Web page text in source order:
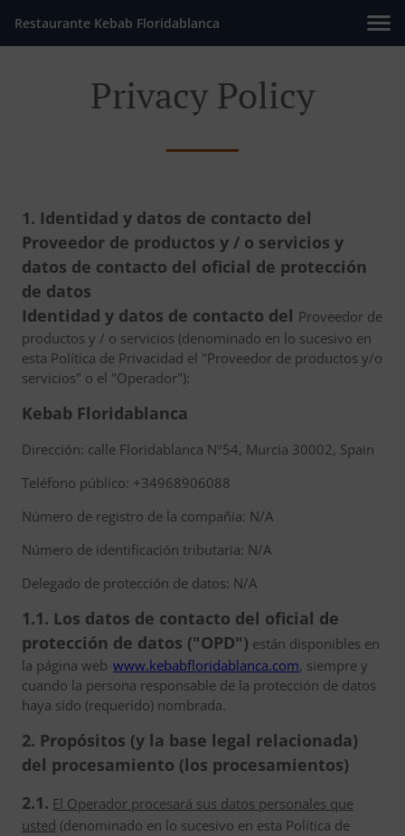
Restaurante Kebab Floridablanca
Privacy Policy
1. Identidad y datos de contacto del
Proveedor de productos y / o servicios y
datos de contacto del oficial de protección
de datos
Identidad y datos de contacto del Proveedor de
productos y / o servicios (denominado en lo sucesivo en
esta Política de Privacidad el "Proveedor de productos y/o
servicios" o el "Operador"):
Kebab Floridablanca
Dirección: calle Floridablanca Nº54, Murcia 30002, Spain
Teléfono público: +34968906088
Número de registro de la compañía: N/A
Número de identificación tributaria: N/A
Delegado de protección de datos: N/A
1.1. Los datos de contacto del oficial de
protección de datos ("OPD") están disponibles en
la página web www.kebabfloridablanca.com, siempre y
cuando la persona responsable de la protección de datos
haya sido (requerido) nombrada.
2. Propósitos (y la base legal relacionada)
del procesamiento (los procesamientos)
2.1. El Operador procesará sus datos personales que
usted (denominado en lo sucesivo en esta Política de